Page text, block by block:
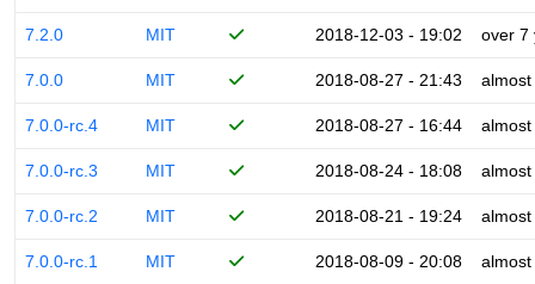
7.2.0 MIT 2018-12-03 - 19:02 over 7
7.0.0 MIT 2018-08-27 - 21:43
7.0.0-rc.4 MIT 2018-08-27 - 16:44
7.0.0-rc.3 MIT 2018-08-24 - 18:08
7.0.0-rc.2 MIT 2018-08-21 - 19:24
7.0.0-rc.1 MIT 2018-08-09 - 20:08